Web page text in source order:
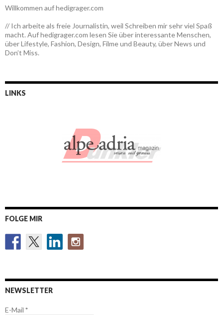
Willkommen auf hedigrager.com
// Ich arbeite als freie Journalistin, weil Schreiben mir sehr viel Spaß
macht. Auf hedigrager.com lesen Sie über interessante Menschen,
über Lifestyle, Fashion, Design, Filme und Beauty, über News und
Don’t Miss.
LINKS
FOLGE MIR
NEWSLETTER
E-Mail *